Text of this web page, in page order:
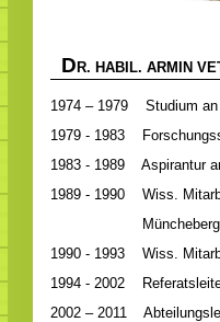
D R. HABIL. ARMIN
1974 – 1979 Studium an
1979 - 1983
1983 - 1989 Aspirantur
1989 - 1990 Wiss.
Müncheberg,
1990 - 1993 Wiss.
1994 - 2002
2002 – 2011